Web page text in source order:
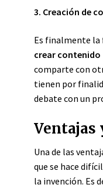
3. Creación de
Es finalmente la
crear contenido
comparte con
tienen por
debate con un
Ventajas
Una de las
que se hace
la invención. Es